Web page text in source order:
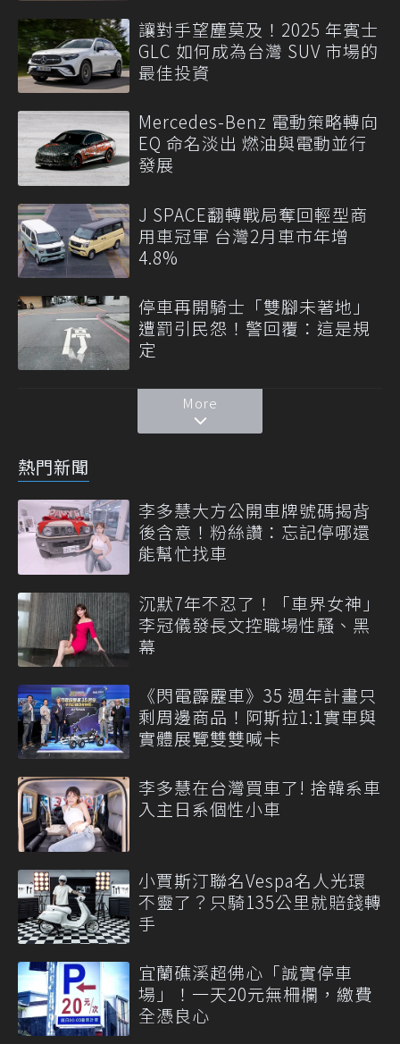
讓對手望塵莫及！2025 年賓士
GLC 如何成為台灣 SUV 市場的
最佳投資
Mercedes-Benz 電動策略轉向
EQ 命名淡出 燃油與電動並行
發展
J SPACE翻轉戰局奪回輕型商
用車冠軍 台灣2月車市年增
4.8%
停車再開騎士「雙腳未著地」
遭罰引民怨！警回覆：這是規
定
More
熱門新聞
李多慧大方公開車牌號碼揭背
後含意！粉絲讚：忘記停哪還
能幫忙找車
沉默7年不忍了！「車界女神」
李冠儀發長文控職場性騷、黑
幕
《閃電霹靂車》35 週年計畫只
剩周邊商品！阿斯拉1:1實車與
實體展覽雙雙喊卡
李多慧在台灣買車了! 捨韓系車
入主日系個性小車
小賈斯汀聯名Vespa名人光環
不靈了？只騎135公里就賠錢轉
手
宜蘭礁溪超佛心「誠實停車
場」！一天20元無柵欄，繳費
全憑良心